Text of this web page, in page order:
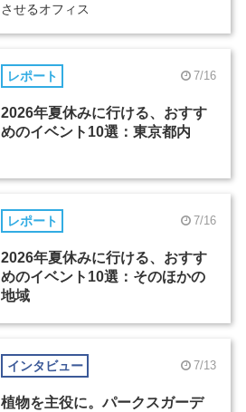
させるオフィス
レポート 7/16
2026年夏休みに行ける、おすす
めのイベント10選：東京都内
レポート 7/16
2026年夏休みに行ける、おすす
めのイベント10選：そのほかの
地域
インタビュー 7/13
植物を主役に。パークスガーデ